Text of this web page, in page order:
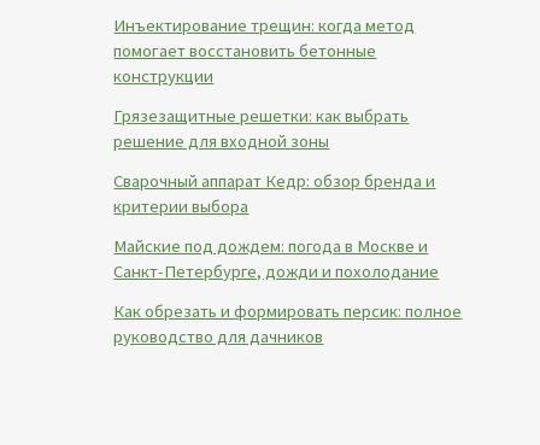
Инъектирование трещин: когда метод
помогает восстановить бетонные
конструкции
Грязезащитные решетки: как выбрать
решение для входной зоны
Сварочный аппарат Кедр: обзор бренда и
критерии выбора
Майские под дождем: погода в Москве и
Санкт-Петербурге, дожди и похолодание
Как обрезать и формировать персик: полное
руководство для дачников